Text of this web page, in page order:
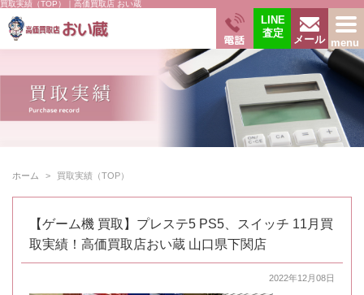
買取実績（TOP）｜高価買取店 おい蔵
電話
LINE
査定
メール menu
ホーム 買取実績（TOP）
【ゲーム機 買取】プレステ5 PS5、スイッチ 11月買
取実績！高価買取店おい蔵 山口県下関店
2022年12月08日